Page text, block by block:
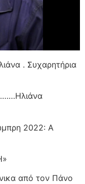
. Συχαρητήρια
2022: Α
από τον Πάνο